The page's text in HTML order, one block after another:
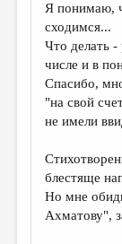
Я понимаю,
сходимся...
Что делать
числе и в
Спасибо,
"на свой
не имели
блестяще
Но мне
Ахматову",